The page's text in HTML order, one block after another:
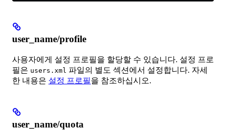
user_name/profile
사용자에게 설정 프로필을 할당할 수 있습니다. 설정 프로
필은 users.xml 파일의 별도 섹션에서 설정합니다. 자세
한 내용은 설정 프로필을 참조하십시오.
user_name/quota